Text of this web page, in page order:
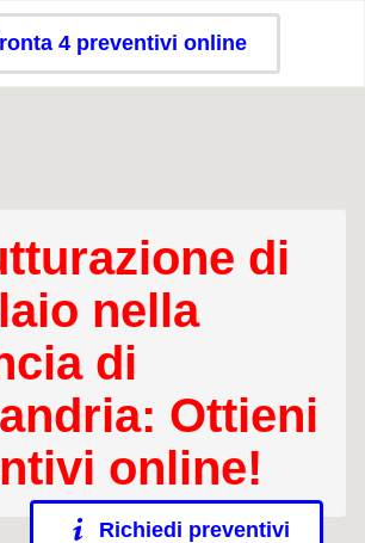
4 preventivi online
di
nella
di
Ottieni
online!
Richiedi preventivi